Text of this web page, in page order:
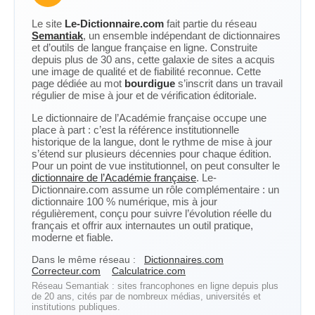
Le site Le-Dictionnaire.com fait partie du réseau
Semantiak, un ensemble indépendant de dictionnaires
et d’outils de langue française en ligne. Construite
depuis plus de 30 ans, cette galaxie de sites a acquis
une image de qualité et de fiabilité reconnue. Cette
page dédiée au mot bourdigue s’inscrit dans un travail
régulier de mise à jour et de vérification éditoriale.
Le dictionnaire de l’Académie française occupe une
place à part : c’est la référence institutionnelle
historique de la langue, dont le rythme de mise à jour
s’étend sur plusieurs décennies pour chaque édition.
Pour un point de vue institutionnel, on peut consulter le
dictionnaire de l’Académie française. Le-
Dictionnaire.com assume un rôle complémentaire : un
dictionnaire 100 % numérique, mis à jour
régulièrement, conçu pour suivre l’évolution réelle du
français et offrir aux internautes un outil pratique,
moderne et fiable.
Dans le même réseau :
Dictionnaires.com
Correcteur.com
Calculatrice.com
Réseau Semantiak : sites francophones en ligne depuis plus
de 20 ans, cités par de nombreux médias, universités et
institutions publiques.